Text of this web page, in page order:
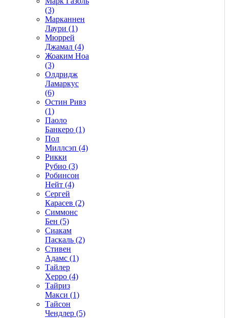
(3)
Марканнен
Лаури (1)
Мюррей
Джамал (4)
Жоаким Ноа
(3)
Олдридж
Ламаркус
(6)
Остин Ривз
(1)
Паоло
Банкеро (1)
Пол
Миллсэп (4)
Рикки
Рубио (3)
Робинсон
Нейт (4)
Сергей
Карасев (2)
Симмонс
Бен (5)
Сиакам
Паскаль (2)
Стивен
Адамс (1)
Тайлер
Херро (4)
Тайриз
Макси (1)
Тайсон
Чендлер (5)